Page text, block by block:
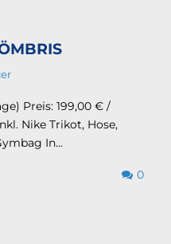
Preis: 199,00 € /
Nike Trikot, Hose,
In...
0